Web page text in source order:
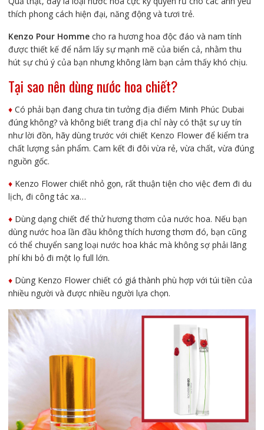
thích phong cách hiện đại, năng động và tươi trẻ.
Kenzo Pour Homme cho ra hương hoa độc đáo và nam tính
được thiết kế để nắm lấy sự mạnh mẽ của biển cả, nhằm thu
hút sự chú ý của bạn nhưng không làm bạn cảm thấy khó chịu.
Tại sao nên dùngnước hoa chiết?
♦️ Có phải bạn đang chưa tin tưởng địa điểm Minh Phúc Dubai
đúng không? và không biết trang địa chỉ này có thật sự uy tín
như lời đồn, hãy dùng trước với chiết Kenzo Flower để kiểm tra
chất lượng sản phẩm. Cam kết đi đôi vừa rẻ, vừa chất, vừa đúng
nguồn gốc.
♦️Kenzo Flower chiết nhỏ gọn, rất thuận tiện cho việc đem đi du
lịch, đi công tác xa…
♦️ Dùng dạng chiết để thử hương thơm của nước hoa. Nếu bạn
dùng nước hoa lần đầu không thích hương thơm đó, bạn cũng
có thể chuyển sang loại nước hoa khác mà không sợ phải lãng
phí khi bỏ đi một lọ full lớn.
♦️ Dùng Kenzo Flower chiết có giá thành phù hợp với túi tiền của
nhiều người và được nhiều người lựa chọn.